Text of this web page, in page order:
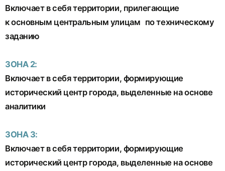
Включает в себя территории, прилегающие
к основным центральным улицам по техническому
заданию
ЗОНА 2:
Включает в себя территории, формирующие
исторический центр города, выделенные на основе
аналитики
ЗОНА 3:
Включает в себя территории, формирующие
исторический центр города, выделенные на основе